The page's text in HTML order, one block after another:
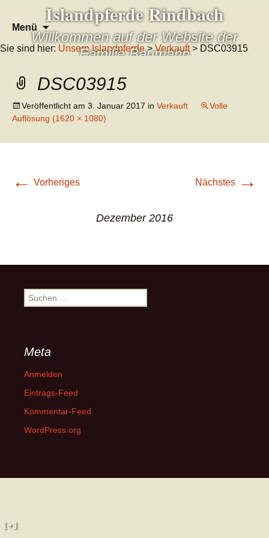
Islandpferde Rindbach
Willkommen auf der Website der
Familie Baumann
Menü
Zum
Inhalt
springen
nach:
Sie sind hier: Unsere Islandpferde>Verkauft> DSC03915
DSC03915
Veröffentlicht am 3. Januar 2017 in Verkauft
Volle
Auflösung (1620 × 1080)
← Vorheriges Nächstes →
Dezember 2016
Suchen
nach:
Meta
Anmelden
Eintrags-Feed
Kommentar-Feed
WordPress.org
[ + ]